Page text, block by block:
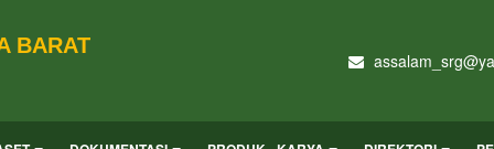
BARAT